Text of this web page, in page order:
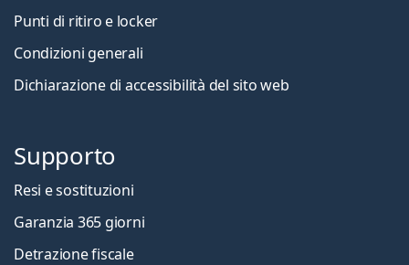
Punti di ritiro e locker
Condizioni generali
Dichiarazione di accessibilità del sito web
Supporto
Resi e sostituzioni
Garanzia 365 giorni
Detrazione fiscale